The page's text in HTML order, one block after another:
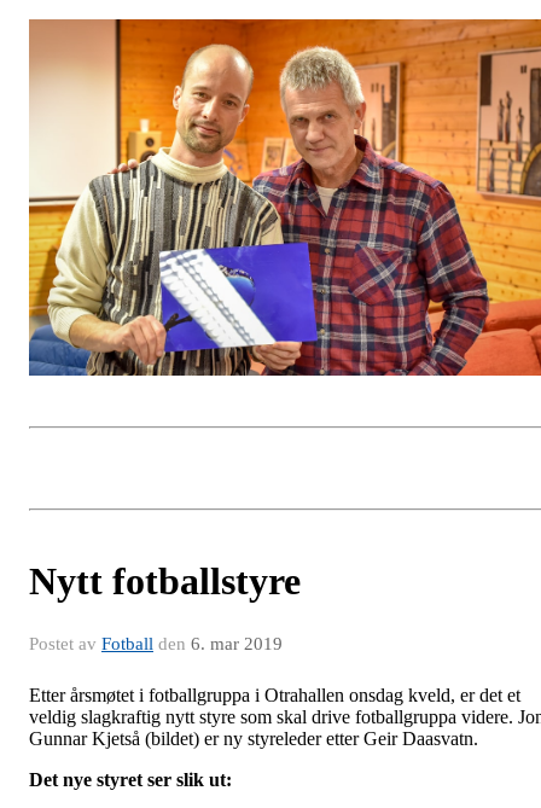
Nytt fotballstyre
Postet av Fotball den 6. mar 2019
Etter årsmøtet i fotballgruppa i Otrahallen onsdag kveld, er det et
veldig slagkraftig nytt styre som skal drive fotballgruppa videre.
Gunnar Kjetså (bildet) er ny styreleder etter Geir Daasvatn.
Det nye styret ser slik ut: